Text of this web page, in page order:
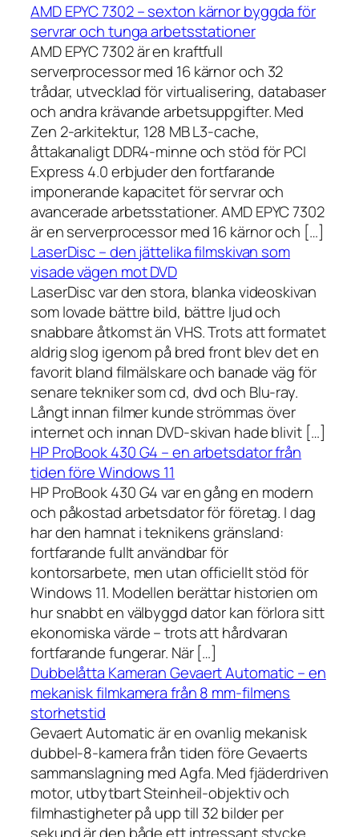
AMD EPYC 7302 – sexton kärnor byggda för
servrar och tunga arbetsstationer
AMD EPYC 7302 är en kraftfull
serverprocessor med 16 kärnor och 32
trådar, utvecklad för virtualisering, databaser
och andra krävande arbetsuppgifter. Med
Zen 2-arkitektur, 128 MB L3-cache,
åttakanaligt DDR4-minne och stöd för PCI
Express 4.0 erbjuder den fortfarande
imponerande kapacitet för servrar och
avancerade arbetsstationer. AMD EPYC 7302
är en serverprocessor med 16 kärnor och […]
LaserDisc – den jättelika filmskivan som
visade vägen mot DVD
LaserDisc var den stora, blanka videoskivan
som lovade bättre bild, bättre ljud och
snabbare åtkomst än VHS. Trots att formatet
aldrig slog igenom på bred front blev det en
favorit bland filmälskare och banade väg för
senare tekniker som cd, dvd och Blu-ray.
Långt innan filmer kunde strömmas över
internet och innan DVD-skivan hade blivit […]
HP ProBook 430 G4 – en arbetsdator från
tiden före Windows 11
HP ProBook 430 G4 var en gång en modern
och påkostad arbetsdator för företag. I dag
har den hamnat i teknikens gränsland:
fortfarande fullt användbar för
kontorsarbete, men utan officiellt stöd för
Windows 11. Modellen berättar historien om
hur snabbt en välbyggd dator kan förlora sitt
ekonomiska värde – trots att hårdvaran
fortfarande fungerar. När […]
Dubbelåtta Kameran Gevaert Automatic – en
mekanisk filmkamera från 8 mm-filmens
storhetstid
Gevaert Automatic är en ovanlig mekanisk
dubbel-8-kamera från tiden före Gevaerts
sammanslagning med Agfa. Med fjäderdriven
motor, utbytbart Steinheil-objektiv och
filmhastigheter på upp till 32 bilder per